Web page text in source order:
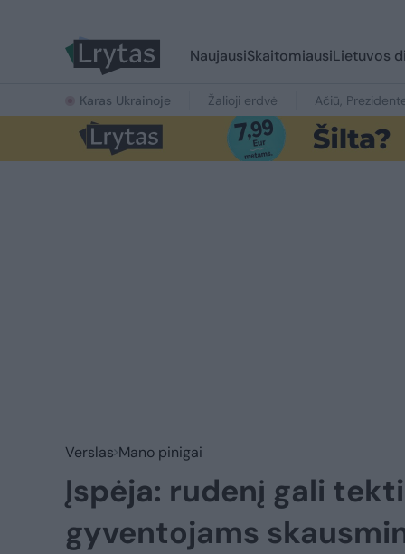
NaujausiSkaitomiausiLietuvos
Karas Ukrainoje Žalioji erdvė Ačiū,
Verslas Mano pinigai
Įspėja: rudenį gali
gyventojams